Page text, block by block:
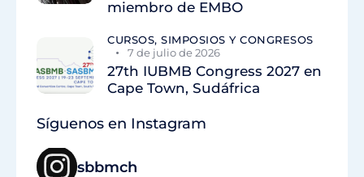
miembro de EMBO
CURSOS, SIMPOSIOS Y CONGRESOS
7 de julio de 2026
27th IUBMB Congress 2027 en
Cape Town, Sudáfrica
Síguenos en Instagram
sbbmch